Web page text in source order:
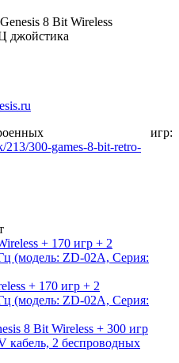
8 Bit Wireless
джойстика
игр:
213/300-games-8-bit-retro-
+ 170 игр + 2
(модель: ZD-02A, Серия: